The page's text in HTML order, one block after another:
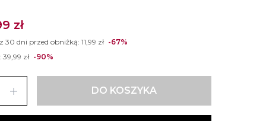
zł
30 dni przed obniżką:11,99 zł -67%
39,99 zł -90%
add DO KOSZYKA